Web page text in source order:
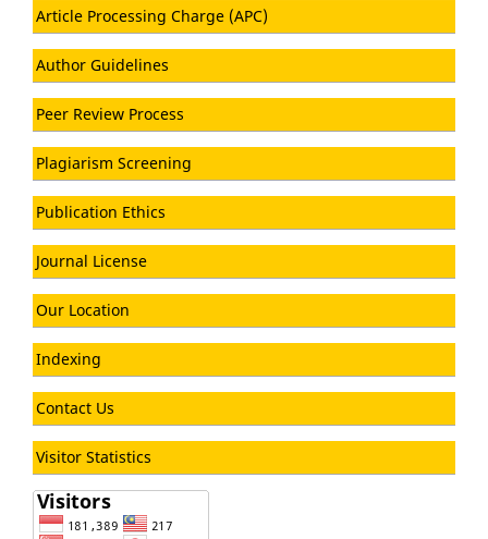
Article Processing Charge (APC)
Author Guidelines
Peer Review Process
Plagiarism Screening
Publication Ethics
Journal License
Our Location
Indexing
Contact Us
Visitor Statistics